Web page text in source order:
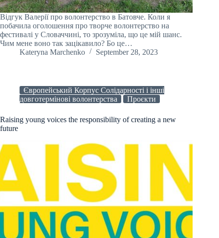
Відгук Валерії про волонтерство в Батовче. Коли я
побачила оголошення про творче волонтерство на
фестивалі у Словаччині, то зрозуміла, що це мій шанс.
Чим мене воно так зацікавило? Бо це…
Kateryna Marchenko
September 28, 2023
Європейський Корпус Солідарності і інші
довготермінові волонтерства
Проєкти
Raising young voices the responsibility of creating a new
future